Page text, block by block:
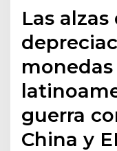
Las alzas
guerra
China y